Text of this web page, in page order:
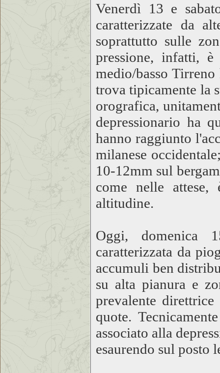
Venerdì 13 e
caratterizzate da
soprattutto sulle
pressione, infatti,
medio/basso
trova tipicamente la
orografica,
depressionario ha
hanno raggiunto
milanese
10-12mm sul
come nelle
altitudine.
Oggi, domenica
caratterizzata da
accumuli ben
su alta pianura e
prevalente
quote.
associato alla
esaurendo sul posto